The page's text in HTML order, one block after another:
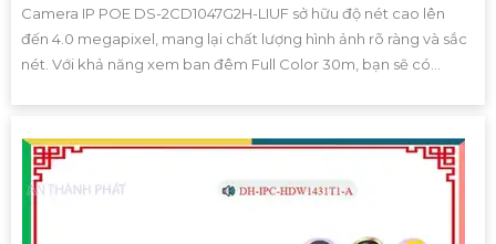
Camera IP POE DS-2CD1047G2H-LIUF sở hữu độ nét cao lên
đến 4.0 megapixel, mang lại chất lượng hình ảnh rõ ràng và sắc
nét. Với khả năng xem ban đêm Full Color 30m, bạn sẽ có...